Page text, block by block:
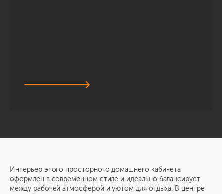
Интерьер этого просторного домашнего кабинета
оформлен в современном стиле и идеально балансирует
между рабочей атмосферой и уютом для отдыха. В центре